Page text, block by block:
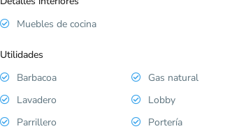
Muebles de cocina
Utilidades
Barbacoa
Gas natural
Lavadero
Lobby
Parrillero
Portería